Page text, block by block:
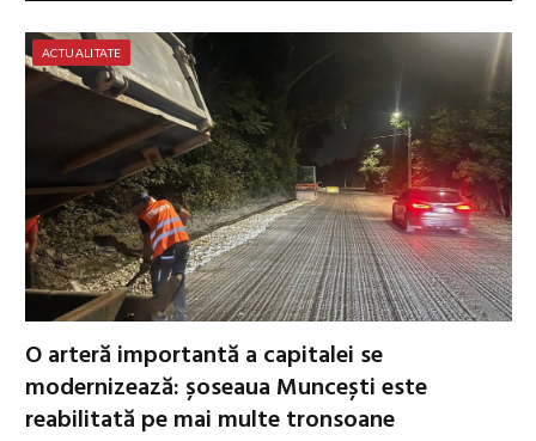
ACTUALITATE
O arteră importantă a capitalei se
modernizează: șoseaua Muncești este
reabilitată pe mai multe tronsoane